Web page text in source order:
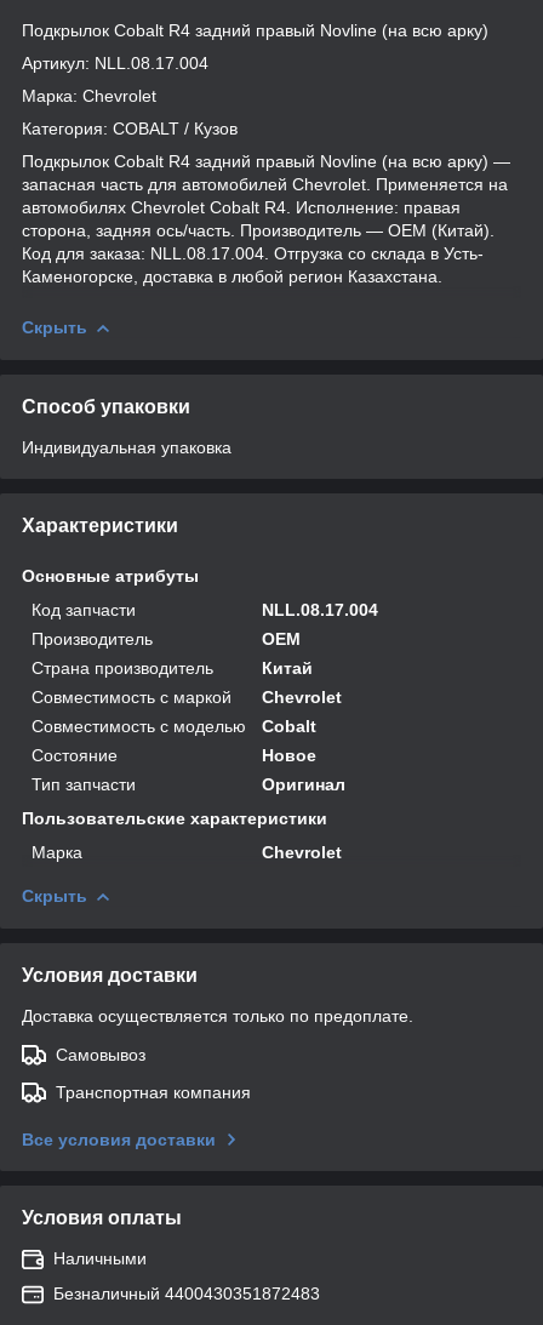
Подкрылок Cobalt R4 задний правый Novline (на всю арку)
Артикул: NLL.08.17.004
Марка: Chevrolet
Категория: COBALT / Кузов
Подкрылок Cobalt R4 задний правый Novline (на всю арку) —
запасная часть для автомобилей Chevrolet. Применяется на
автомобилях Chevrolet Cobalt R4. Исполнение: правая
сторона, задняя ось/часть. Производитель — OEM (Китай).
Код для заказа: NLL.08.17.004. Отгрузка со склада в Усть-
Каменогорске, доставка в любой регион Казахстана.
Скрыть
Способ упаковки
Индивидуальная упаковка
Характеристики
Основные атрибуты
Код запчасти
NLL.08.17.004
Производитель
OEM
Страна производитель
Китай
Совместимость с маркой
Chevrolet
Совместимость с моделью
Cobalt
Состояние
Новое
Тип запчасти
Оригинал
Пользовательские характеристики
Марка
Chevrolet
Скрыть
Условия доставки
Доставка осуществляется только по предоплате.
Самовывоз
Транспортная компания
Все условия доставки
Условия оплаты
Наличными
Безналичный 4400430351872483